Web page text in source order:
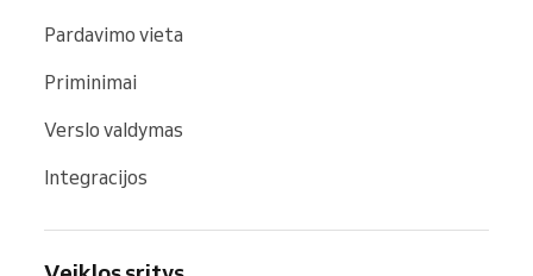
Pardavimo vieta
Priminimai
Verslo valdymas
Integracijos